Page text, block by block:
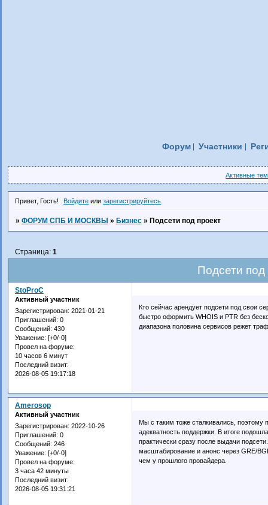
Форум Участники
Активные
Привет, Гость! Войдите илизарегистрируйтесь
» ФОРУМ СПБ И МОСКВЫ » Бизнес » Подсети под проект
Подсети под
Страница: 1
StoProC
Активный участник
Зарегистрирован: 2021-01-21
Приглашений: 0
Сообщений: 430
Уважение: [+0/-0]
Провел на форуме:
10 часов 6 минут
Последний визит:
2026-08-05 19:17:18
Кто сейчас арендует подсети под свои
быстро оформить WHOIS и PTR без
диапазона половина сервисов режет
Amerosop
Активный участник
Зарегистрирован: 2022-10-26
Приглашений: 0
Сообщений: 246
Уважение: [+0/-0]
Провел на форуме:
3 часа 42 минуты
Последний визит:
2026-08-05 19:31:21
Мы с таким тоже сталкивались, поэтому
адекватность поддержки. В итоге
практически сразу после выдачи
масштабирование и анонс через GRE/
чем у прошлого провайдера.